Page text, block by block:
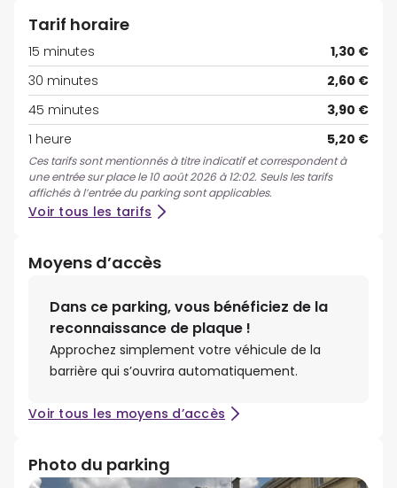
Tarif horaire
15 minutes
1,30 €
30 minutes
2,60 €
45 minutes
3,90 €
1 heure
5,20 €
Ces tarifs sont mentionnés à titre indicatif et correspondent à
une entrée sur place le 10 août 2026 à 12:02. Seuls les tarifs
affichés à l’entrée du parking sont applicables.
Voir tous les tarifs
Moyens d’accès
Dans ce parking, vous bénéficiez de la
reconnaissance de plaque !
Approchez simplement votre véhicule de la
barrière qui s’ouvrira automatiquement.
Voir tous les moyens d’accès
Photo du parking